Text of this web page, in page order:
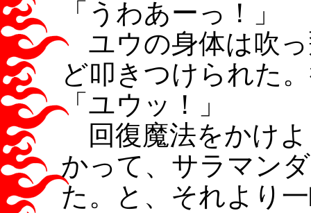
「うわあーっ！」
ユウの身体は吹っ
ど叩きつけられた
「ユウッ！」
回復魔法をかけ
かって、サラマン
た。と、それより